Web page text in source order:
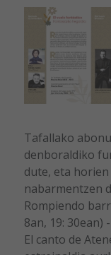
Tafallako
denboraldiko
dute, eta
nabarmentzen
Rompiendo
8an, 19:
El canto de